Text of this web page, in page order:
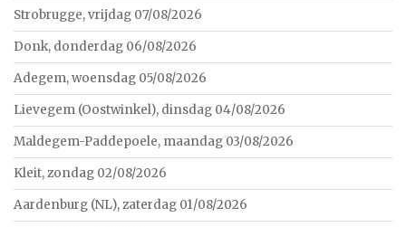
Strobrugge, vrijdag 07/08/2026
Donk, donderdag 06/08/2026
Adegem, woensdag 05/08/2026
Lievegem (Oostwinkel), dinsdag 04/08/2026
Maldegem-Paddepoele, maandag 03/08/2026
Kleit, zondag 02/08/2026
Aardenburg (NL), zaterdag 01/08/2026